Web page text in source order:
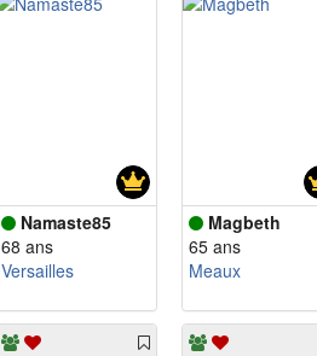
Namaste85
68 ans
Versailles
Magbeth
65 ans
Meaux